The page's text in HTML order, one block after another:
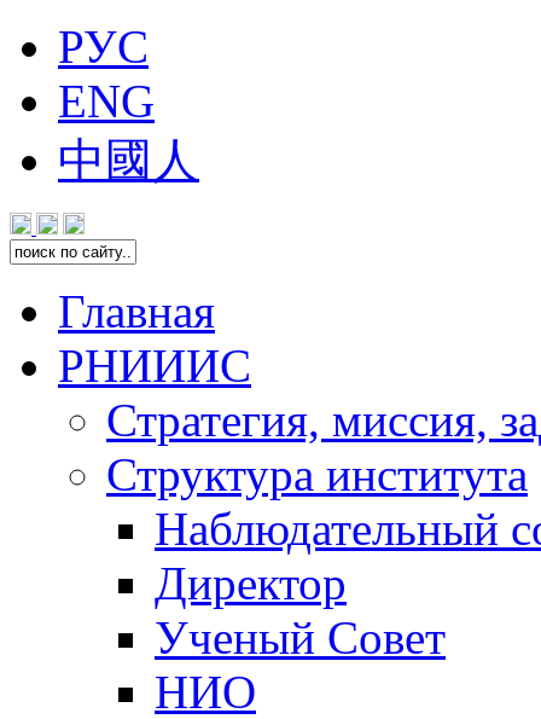
РУС
ENG
中國人
Главная
РНИИИС
Стратегия, миссия,
Структура института
Наблюдательный
Директор
Ученый Совет
НИО